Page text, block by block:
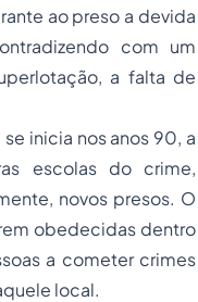
ao preso a devida
com um
a falta de
inicia nos anos 90, a
escolas do crime,
novos presos. O
obedecidas dentro
a cometer crimes
local.